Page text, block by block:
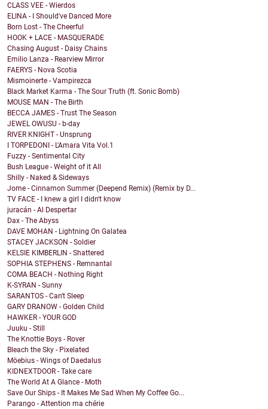
CLASS VEE - Wierdos
ELINA - I Should've Danced More
Born Lost - The Cheerful
HOOK + LACE - MASQUERADE
Chasing August - Daisy Chains
Emilio Lanza - Rearview Mirror
FAERYS - Nova Scotia
Mismoinerte - Vampirezca
Black Market Karma - The Sour Truth (ft. Sonic Bomb)
MOUSE MAN - The Birth
BECCA JAMES - Trust The Season
JEWEL OWUSU - b-day
RIVER KNIGHT - Unsprung
I TORPEDONI - L'Amara Vita Vol.1
Fuzzy - Sentimental City
Bush League - Weight of it All
Shilly - Naked & Sideways
Jome - Cinnamon Summer (Deepend Remix) (Remix by D...
TV FACE - I knew a girl I didn't know
juracán - Al Despertar
Dax - The Abyss
DAVE MOHAN - Lightning On Galatea
STACEY JACKSON - Soldier
KELSIE KIMBERLIN - Shattered
SOPHIA STEPHENS - Remnantal
COMA BEACH - Nothing Right
K-SYRAN - Sunny
SARANTOS - Can't Sleep
GARY DRANOW - Golden Child
HAWKER - YOUR GOD
Juuku - Still
The Knottie Boys - Rover
Bleach the Sky - Pixelated
Möebius - Wings of Daedalus
KIDNEXTDOOR - Take care
The World At A Glance - Moth
Save Our Ships - It Makes Me Sad When My Coffee Go...
Parango - Attention ma chérie